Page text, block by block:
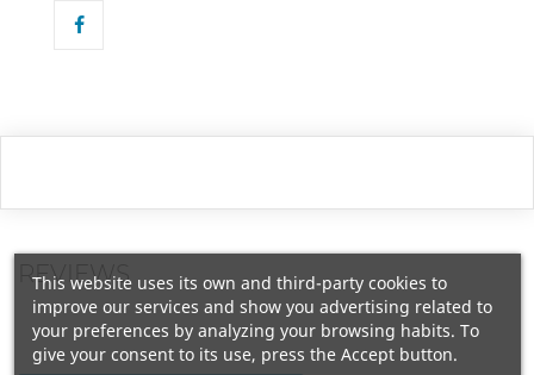
REVIEWS
This website uses its own and third-party cookies to
improve our services and show you advertising related to
your preferences by analyzing your browsing habits. To
give your consent to its use, press the Accept button.